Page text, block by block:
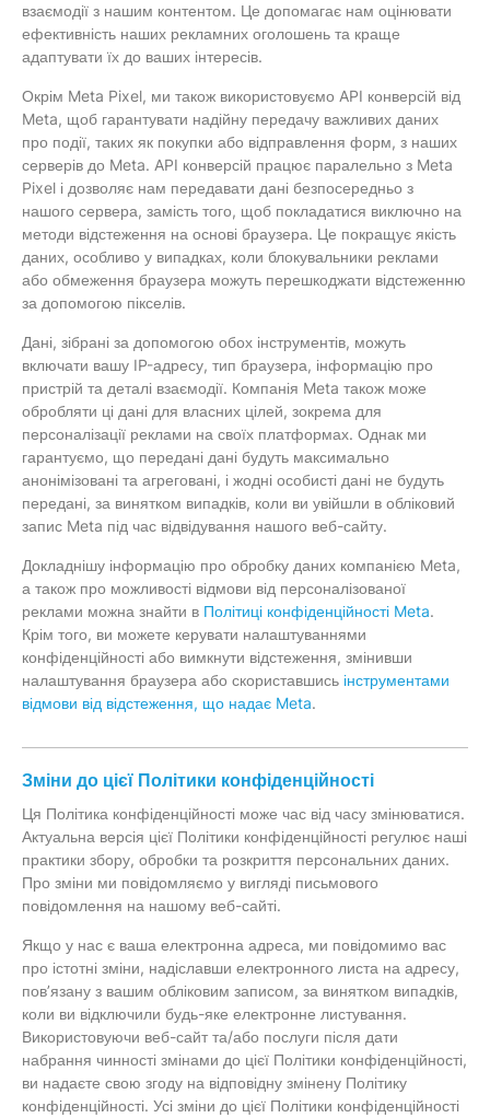
взаємодії з нашим контентом. Це допомагає нам оцінювати
ефективність наших рекламних оголошень та краще
адаптувати їх до ваших інтересів.
Окрім Meta Pixel, ми також використовуємо API конверсій від
Meta, щоб гарантувати надійну передачу важливих даних
про події, таких як покупки або відправлення форм, з наших
серверів до Meta. API конверсій працює паралельно з Meta
Pixel і дозволяє нам передавати дані безпосередньо з
нашого сервера, замість того, щоб покладатися виключно на
методи відстеження на основі браузера. Це покращує якість
даних, особливо у випадках, коли блокувальники реклами
або обмеження браузера можуть перешкоджати відстеженню
за допомогою пікселів.
Дані, зібрані за допомогою обох інструментів, можуть
включати вашу IP-адресу, тип браузера, інформацію про
пристрій та деталі взаємодії. Компанія Meta також може
обробляти ці дані для власних цілей, зокрема для
персоналізації реклами на своїх платформах. Однак ми
гарантуємо, що передані дані будуть максимально
анонімізовані та агреговані, і жодні особисті дані не будуть
передані, за винятком випадків, коли ви увійшли в обліковий
запис Meta під час відвідування нашого веб-сайту.
Докладнішу інформацію про обробку даних компанією Meta,
а також про можливості відмови від персоналізованої
реклами можна знайти в Політиці конфіденційності Meta.
Крім того, ви можете керувати налаштуваннями
конфіденційності або вимкнути відстеження, змінивши
налаштування браузера або скориставшись інструментами
відмови від відстеження, що надає Meta.
Зміни до цієї Політики конфіденційності
Ця Політика конфіденційності може час від часу змінюватися.
Актуальна версія цієї Політики конфіденційності регулює наші
практики збору, обробки та розкриття персональних даних.
Про зміни ми повідомляємо у вигляді письмового
повідомлення на нашому веб-сайті.
Якщо у нас є ваша електронна адреса, ми повідомимо вас
про істотні зміни, надіславши електронного листа на адресу,
пов’язану з вашим обліковим записом, за винятком випадків,
коли ви відключили будь-яке електронне листування.
Використовуючи веб-сайт та/або послуги після дати
набрання чинності змінами до цієї Політики конфіденційності,
ви надаєте свою згоду на відповідну змінену Політику
конфіденційності. Усі зміни до цієї Політики конфіденційності